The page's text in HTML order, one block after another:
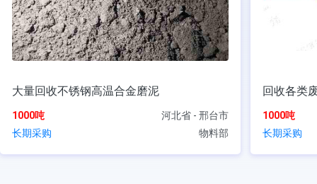
大量回收不锈钢高温合金磨泥
1000吨
河北省 - 邢台市
长期采购
物料部
回收各类
1000吨
长期采购